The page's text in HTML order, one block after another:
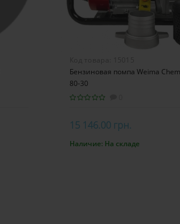
Бензиновая помпа Weima
80-30
15 146.00 грн.
В корзину
Наличие: На складе